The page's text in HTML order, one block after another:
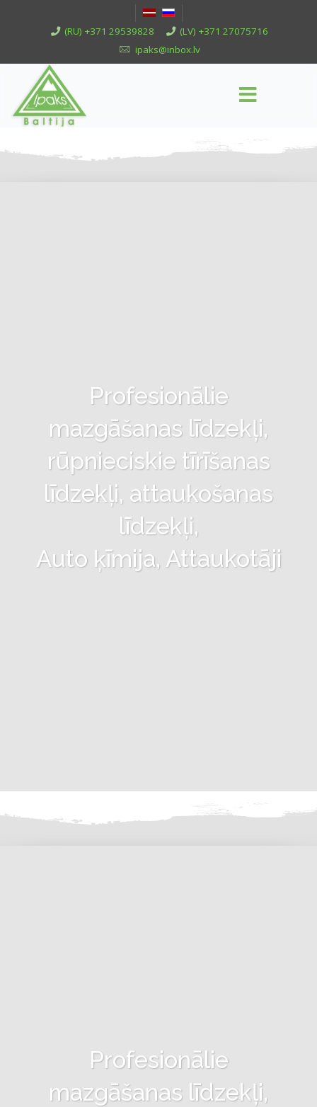
(RU) +371 29539828
(LV) +371 27075716
ipaks@inbox.lv
Profesionālie
mazgāšanas līdzekļi,
rūpnieciskie tīrīšanas
līdzekļi, attaukošanas
līdzekļi,
Auto ķīmija, Attaukotāji
Profesionālie
mazgāšanas līdzekļi,